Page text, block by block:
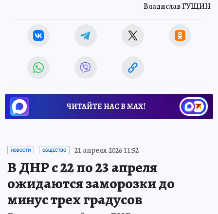
Владислав ГУЩИН
ЧИТАЙТЕ НАС В МАХ!
НОВОСТИ ОБЩЕСТВО 21 апреля 2026 11:52
В ДНР с 22 по 23 апреля
ожидаются заморозки до
минус трех градусов